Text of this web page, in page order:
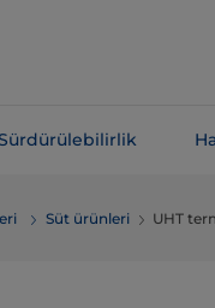
Süt ürünleri UHT